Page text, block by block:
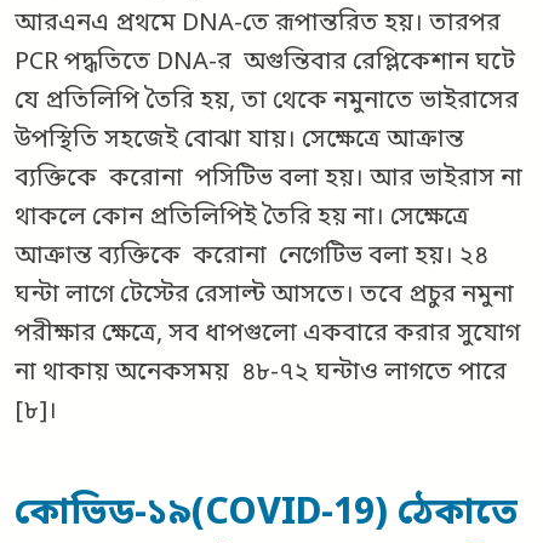
আরএনএ প্রথমে DNA-তে রূপান্তরিত হয়। তারপর
PCR পদ্ধতিতে DNA-র অগুন্তিবার রেপ্লিকেশান ঘটে
যে প্রতিলিপি তৈরি হয়, তা থেকে নমুনাতে ভাইরাসের
উপস্থিতি সহজেই বোঝা যায়। সেক্ষেত্রে আক্রান্ত
ব্যক্তিকে করোনা পসিটিভ বলা হয়। আর ভাইরাস না
থাকলে কোন প্রতিলিপিই তৈরি হয় না। সেক্ষেত্রে
আক্রান্ত ব্যক্তিকে করোনা নেগেটিভ বলা হয়। ২৪
ঘন্টা লাগে টেস্টের রেসাল্ট আসতে। তবে প্রচুর নমুনা
পরীক্ষার ক্ষেত্রে, সব ধাপগুলো একবারে করার সুযোগ
না থাকায় অনেকসময় ৪৮-৭২ ঘন্টাও লাগতে পারে
[৮]।
কোভিড-১৯(COVID-19) ঠেকাতে